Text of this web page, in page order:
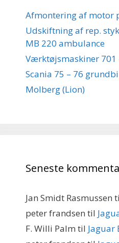
Afmontering af motor
Udskiftning af rep.
MB 220 ambulance
Værktøjsmaskiner 701
Scania 75 – 76
Molberg (Lion)
Seneste
Jan Smidt Rasmussen
peter frandsen til
F. Willi Palm til Jaguar